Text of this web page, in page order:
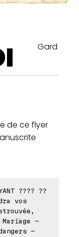
Gard
de ce flyer
???? ??
vos
-
-